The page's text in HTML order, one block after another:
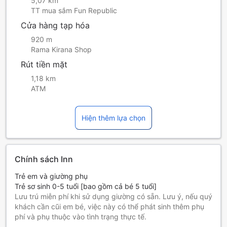
TT mua sắm Fun Republic
Cửa hàng tạp hóa
920 m
Rama Kirana Shop
Rút tiền mặt
1,18 km
ATM
Hiện thêm lựa chọn
Chính sách Inn
Trẻ em và giường phụ
Trẻ sơ sinh 0-5 tuổi [bao gồm cả bé 5 tuổi]
Lưu trú miễn phí khi sử dụng giường có sẵn. Lưu ý, nếu quý
khách cần cũi em bé, việc này có thể phát sinh thêm phụ
phí và phụ thuộc vào tình trạng thực tế.